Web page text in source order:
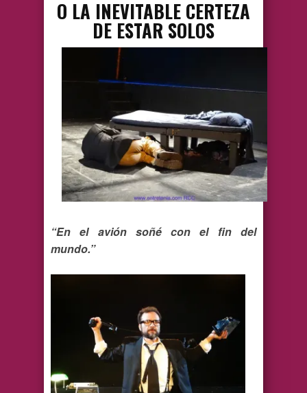
O LA INEVITABLE CERTEZA
DE ESTAR SOLOS
“En el avión soñé con el fin del
mundo.”